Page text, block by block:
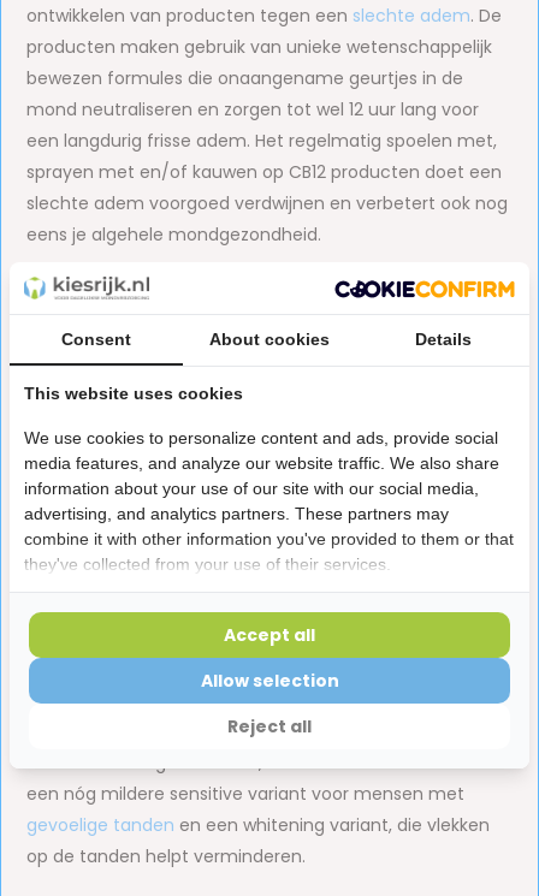
ontwikkelen van producten tegen een slechte adem. De
producten maken gebruik van unieke wetenschappelijk
bewezen formules die onaangename geurtjes in de
mond neutraliseren en zorgen tot wel 12 uur lang voor
een langdurig frisse adem. Het regelmatig spoelen met,
sprayen met en/of kauwen op CB12 producten doet een
slechte adem voorgoed verdwijnen en verbetert ook nog
eens je algehele mondgezondheid.
CB12 mondwater
CB12 mondwater is op zo'n manier samengesteld dat het
een slechte adem tegengaat en langdurige frisheid
biedt. De unieke formule, bestaande uit onder meer een
combinatie van chloorhexidine en zink neutraliseert de
zwavelverbindingen in de mond die onaangename
geurtjes veroorzaken en helptde vorming van stinkende
zwavelgassen voorkomen.
Dagelijks spoelen met CB12 mondwater zorgt voor een
optimale mondhygiëne en langdurige frisheid. Eén keer
spoelen geeft je namelijk al tot wel 12 uur een frisse
adem, zodat je een hele dag door zorgeloos kunt praten
en lachen. De mondspoeling is zacht voor tanden en
tandvlees en helpt het tandglazuur te versterken.
Behalve een original variant, is er van dit mondwater ook
een nóg mildere sensitive variant voor mensen met
gevoelige tanden en een whitening variant, die vlekken
op de tanden helpt verminderen.
Consent About cookies Details
This website uses cookies
We use cookies to personalize content and ads, provide social
media features, and analyze our website traffic. We also share
information about your use of our site with our social media,
advertising, and analytics partners. These partners may
combine it with other information you've provided to them or that
they've collected from your use of their services.
Reject all
Allow selection
Accept all